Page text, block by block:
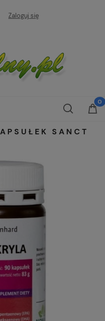
Zaloguj się
SANCT